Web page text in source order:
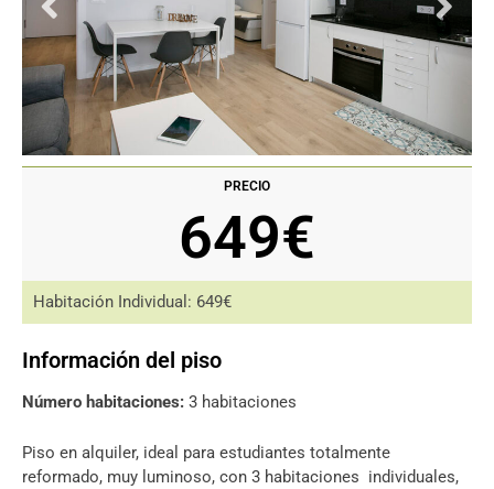
PRECIO
649€
Habitación Individual: 649€
Información del piso
Número habitaciones: 3 habitaciones
Piso en alquiler, ideal para estudiantes totalmente
reformado, muy luminoso, con 3 habitaciones individuales,